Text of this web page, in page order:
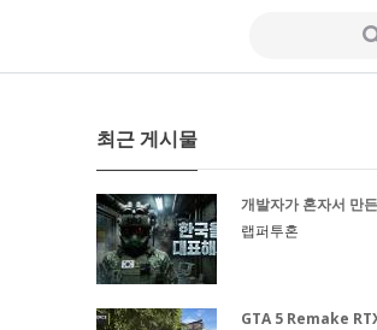
최근 게시물
개발자가 혼자서 만
랩퍼투혼
GTA 5 Remake